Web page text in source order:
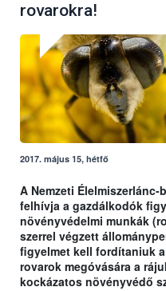
rovarokra!
2017. május 15, hétfő
A Nemzeti
felhívja a gazdálkodók
növényvédelmi munkák
szerrel végzett
figyelmet kell fordítaniuk
rovarok megóvására a
kockázatos növényvédő